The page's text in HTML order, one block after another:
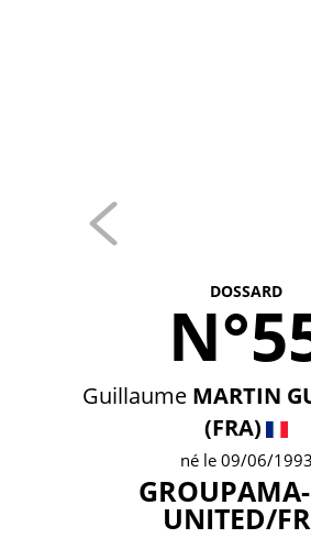
DOSSARD
Guillaume MARTIN
(FRA)
né le 09/06/1993
UNITED/